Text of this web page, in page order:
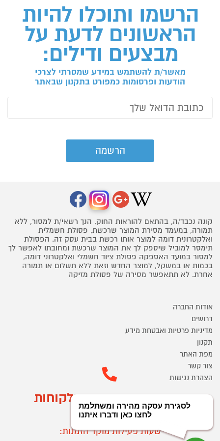
הרשמו ותוכלו להיות
הראשונים לדעת על
מבצעים ודילים:
מאשר/ת להשתמש במידע שמסרתי לצרכי
הודעות ופרסומות כמפורט בתקנון שבאתר
קונה נכבד/ה, בהתאם להוראות החוק, הנך רשאי/ת למסור, ללא
תמורה, במעמד מסירת המוצר שרכשת, פסולת חשמלית
ואלקטרונית דומה למוצר אותו רכשת בבית עסק זה. הפסולת
תימסר למוביל שיספק לך את המוצר שרכשת ומחובתו לאפשר לך
למסור במועד האספקה פסולת ציוד חשמלי ואלקטרוני דומה,
בכמות או במשקל, למוצר החדש וזאת ללא תשלום או תמורה
אחרת. לא תתאפשר מסירה של פסולת מזיקה
אודות החברה
דרושים
מדיניות פרטיות ואבטחת מידע
תקנון
מפת האתר
צור קשר
הצהרת נגישות
מוקד הזמנות ושירות לקוחות
03-9545370
שעות פעילות מוקד הזמנות: